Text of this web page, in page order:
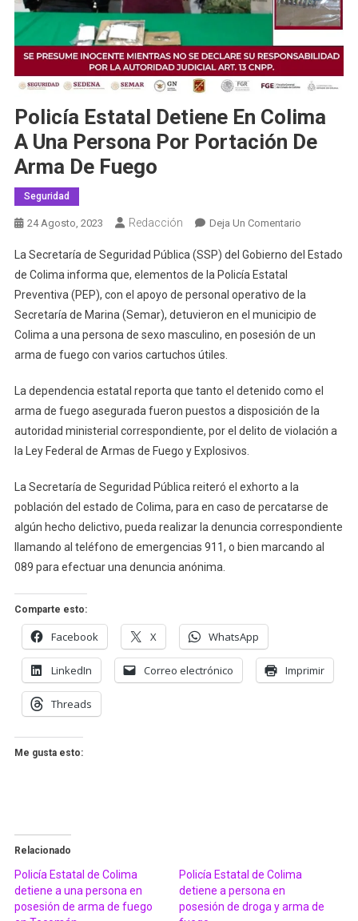
Policía Estatal Detiene En Colima
A Una Persona Por Portación De
Arma De Fuego
Seguridad
24 Agosto, 2023 Redacción Deja Un ComentarioEn
Estatal
En
Colima
A
Por
Portación
De
La Secretaría de Seguridad Pública (SSP) del Gobierno del Estado
de Colima informa que, elementos de la Policía Estatal
Preventiva (PEP), con el apoyo de personal operativo de la
Secretaría de Marina (Semar), detuvieron en el municipio de
Colima a una persona de sexo masculino, en posesión de un
arma de fuego con varios cartuchos útiles.
La dependencia estatal reporta que tanto el detenido como el
arma de fuego asegurada fueron puestos a disposición de la
autoridad ministerial correspondiente, por el delito de violación a
la Ley Federal de Armas de Fuego y Explosivos.
La Secretaría de Seguridad Pública reiteró el exhorto a la
población del estado de Colima, para en caso de percatarse de
algún hecho delictivo, pueda realizar la denuncia correspondiente
llamando al teléfono de emergencias 911, o bien marcando al
089 para efectuar una denuncia anónima.
Comparte esto:
Facebook X WhatsApp
LinkedIn Correo electrónico Imprimir
Threads
Me gusta esto:
Relacionado
Policía Estatal de Colima
detiene a una persona en
posesión de arma de fuego
Policía Estatal de Colima
detiene a persona en
posesión de droga y arma de